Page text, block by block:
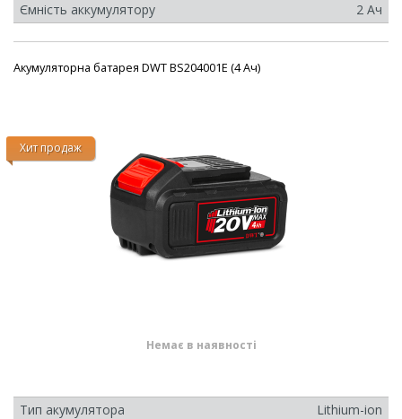
Ємність аккумулятору
2 Aч
Хит продаж
Акумуляторна батарея DWT BS204001E (4 Ач)
Немає в наявності
Тип акумулятора
Lithium-ion